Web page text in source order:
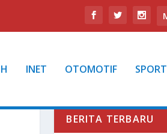
INET OTOMOTIF SPORT
BERITA TERBARU